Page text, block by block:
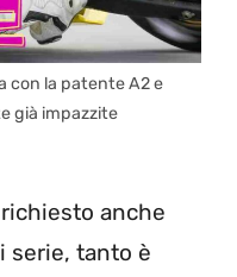
con la patente A2 e
già impazzite
anche
serie, tanto è